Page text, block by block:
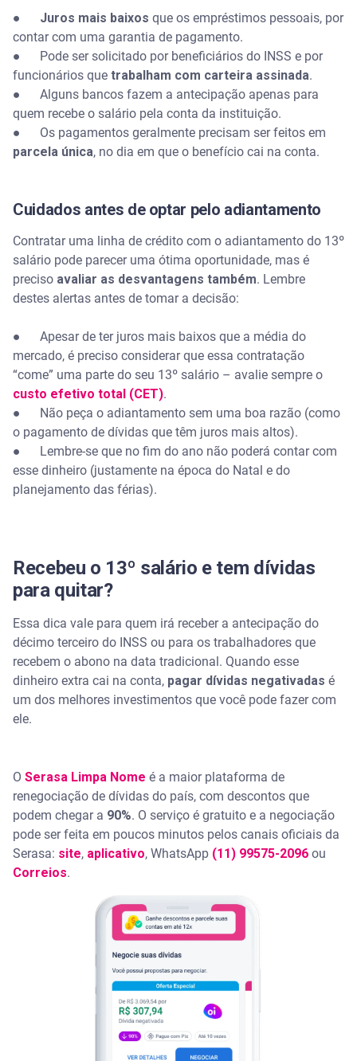
● Juros mais baixos que os empréstimos pessoais, por
contar com uma garantia de pagamento.
● Pode ser solicitado por beneficiários do INSS e por
funcionários que trabalham com carteira assinada.
● Alguns bancos fazem a antecipação apenas para
quem recebe o salário pela conta da instituição.
● Os pagamentos geralmente precisam ser feitos em
parcela única, no dia em que o benefício cai na conta.
Cuidados antes de optar pelo adiantamento
Contratar uma linha de crédito com o adiantamento do 13º
salário pode parecer uma ótima oportunidade, mas é
preciso avaliar as desvantagens também. Lembre
destes alertas antes de tomar a decisão:
● Apesar de ter juros mais baixos que a média do
mercado, é preciso considerar que essa contratação
“come” uma parte do seu 13º salário – avalie sempre o
custo efetivo total (CET).
● Não peça o adiantamento sem uma boa razão (como
o pagamento de dívidas que têm juros mais altos).
● Lembre-se que no fim do ano não poderá contar com
esse dinheiro (justamente na época do Natal e do
planejamento das férias).
Recebeu o 13º salário e tem dívidas
para quitar?
Essa dica vale para quem irá receber a antecipação do
décimo terceiro do INSS ou para os trabalhadores que
recebem o abono na data tradicional. Quando esse
dinheiro extra cai na conta, pagar dívidas negativadas é
um dos melhores investimentos que você pode fazer com
ele.
O Serasa Limpa Nome é a maior plataforma de
renegociação de dívidas do país, com descontos que
podem chegar a 90%. O serviço é gratuito e a negociação
pode ser feita em poucos minutos pelos canais oficiais da
Serasa: site, aplicativo, WhatsApp (11) 99575-2096 ou
Correios.